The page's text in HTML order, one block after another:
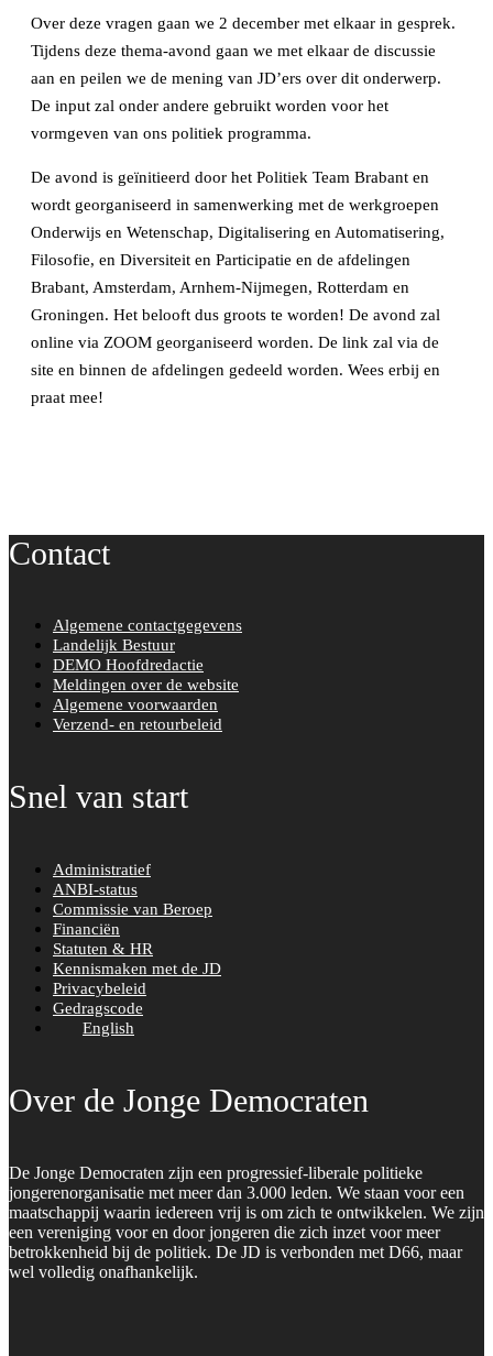
Over deze vragen gaan we 2 december met elkaar in gesprek.
Tijdens deze thema-avond gaan we met elkaar de discussie
aan en peilen we de mening van JD’ers over dit onderwerp.
De input zal onder andere gebruikt worden voor het
vormgeven van ons politiek programma.
De avond is geïnitieerd door het Politiek Team Brabant en
wordt georganiseerd in samenwerking met de werkgroepen
Onderwijs en Wetenschap, Digitalisering en Automatisering,
Filosofie, en Diversiteit en Participatie en de afdelingen
Brabant, Amsterdam, Arnhem-Nijmegen, Rotterdam en
Groningen. Het belooft dus groots te worden! De avond zal
online via ZOOM georganiseerd worden. De link zal via de
site en binnen de afdelingen gedeeld worden. Wees erbij en
praat mee!
Contact
Algemene contactgegevens
Landelijk Bestuur
DEMO Hoofdredactie
Meldingen over de website
Algemene voorwaarden
Verzend- en retourbeleid
Snel van start
Administratief
ANBI-status
Commissie van Beroep
Financiën
Statuten & HR
Kennismaken met de JD
Privacybeleid
Gedragscode
English
Over de Jonge Democraten
De Jonge Democraten zijn een progressief-liberale politieke
jongerenorganisatie met meer dan 3.000 leden. We staan voor een
maatschappij waarin iedereen vrij is om zich te ontwikkelen. We zijn
een vereniging voor en door jongeren die zich inzet voor meer
betrokkenheid bij de politiek. De JD is verbonden met D66, maar
wel volledig onafhankelijk.